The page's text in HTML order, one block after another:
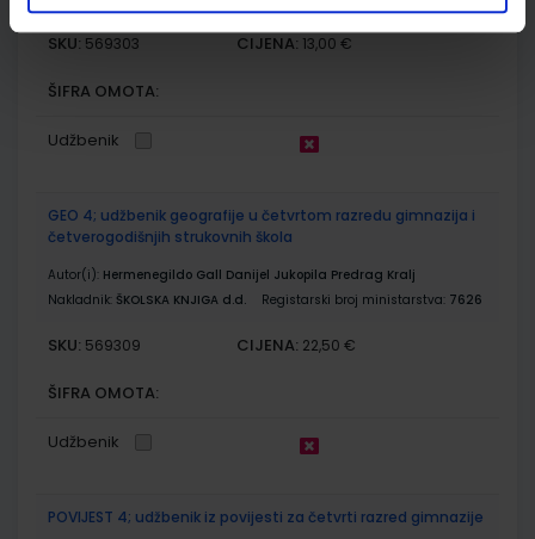
SKU: 569303 CIJENA: 13,00 €
ŠIFRA OMOTA:
Udžbenik
GEO 4; udžbenik geografije u četvrtom razredu gimnazija i
četverogodišnjih strukovnih škola
Autor(i): Hermenegildo Gall Danijel Jukopila Predrag Kralj
Nakladnik: ŠKOLSKA KNJIGA d.d. Registarski broj ministarstva: 7626
SKU: 569309 CIJENA: 22,50 €
ŠIFRA OMOTA:
Udžbenik
POVIJEST 4; udžbenik iz povijesti za četvrti razred gimnazije